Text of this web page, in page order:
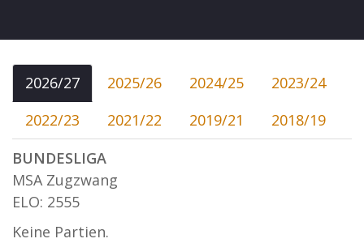
2026/27 2025/26 2024/25
2023/24
2022/23
2021/22 2019/21
2018/19
BUNDESLIGA
MSA Zugzwang
ELO: 2555
Keine Partien.